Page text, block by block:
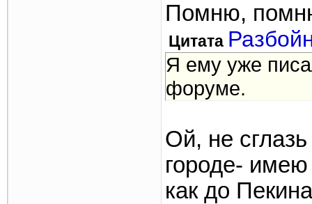
Помню,
Цитата
Я ему уже
форуме.
Ой, не
городе- имею
как до